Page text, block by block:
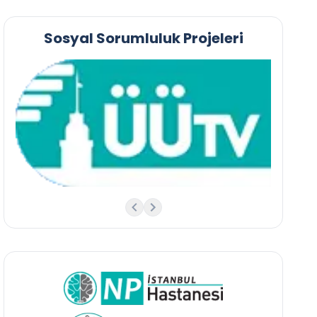
Sosyal Sorumluluk Projeleri